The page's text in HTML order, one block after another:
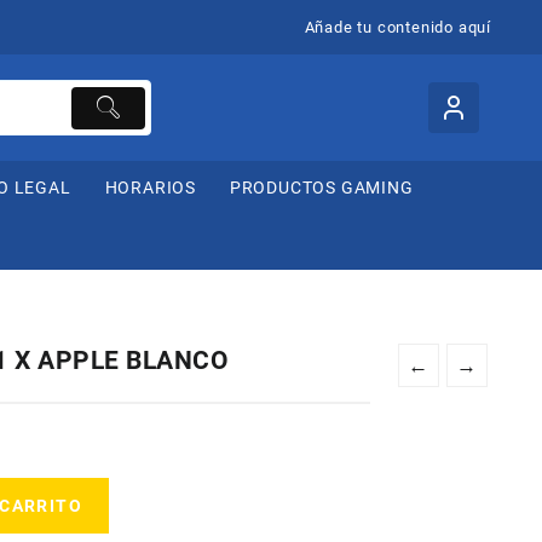
Añade tu contenido aquí
LEGAL HORARIOS PRODUCTOS GAMING
← →
X APPLE BLANCO